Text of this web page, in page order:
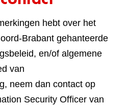
hebt over het
Brabant gehanteerde
en/of algemene
van
neem dan contact op
Security Officer van